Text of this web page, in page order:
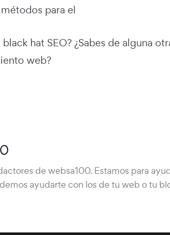
para el
hat SEO? ¿Sabes de alguna
web?
de websa100. Estamos para
ayudarte con los de tu web o tu